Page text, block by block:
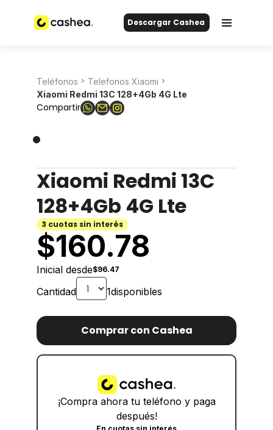
Descargar Cashea
Teléfonos
Telefonos Xiaomi
Xiaomi Redmi 13C 128+4Gb 4G Lte
Compartir
Xiaomi Redmi 13C
128+4Gb 4G Lte
3 cuotas sin interés
$160.78
Inicial desde$96.47
Cantidad 1disponibles
Comprar con Cashea
¡Compra ahora tu teléfono y paga
después!